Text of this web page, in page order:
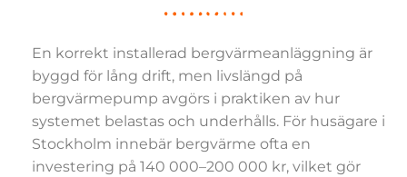
En korrekt installerad bergvärmeanläggning är
byggd för lång drift, men livslängd på
bergvärmepump avgörs i praktiken av hur
systemet belastas och underhålls. För husägare i
Stockholm innebär bergvärme ofta en
investering på 140 000–200 000 kr, vilket gör